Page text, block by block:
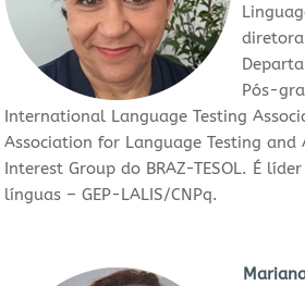
Pós-
International Language Testing
Association for Language Testing and
Interest Group do BRAZ-TESOL. É
línguas – GEP-LALIS/CNPq.